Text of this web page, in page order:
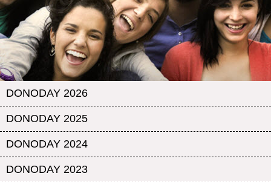
DONODAY 2026
DONODAY 2025
DONODAY 2024
DONODAY 2023